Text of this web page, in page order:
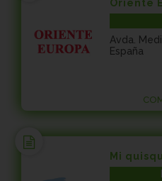
Oriente
Avda.
España
Mi